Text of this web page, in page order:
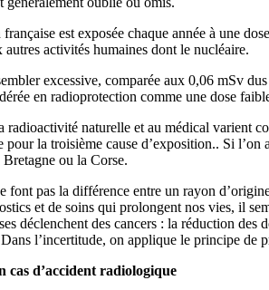
est exposée chaque année à une
activités humaines dont le nucléaire.
excessive, comparée aux 0,06 mSv
en radioprotection comme une dose
radioactivité naturelle et au médical varient
la troisième cause d’exposition.. Si
ou la Corse.
font pas la différence entre un rayon
et de soins qui prolongent nos vies, il
déclenchent des cancers : la réduction
Dans l’incertitude, on applique le principe de
d’accident radiologique